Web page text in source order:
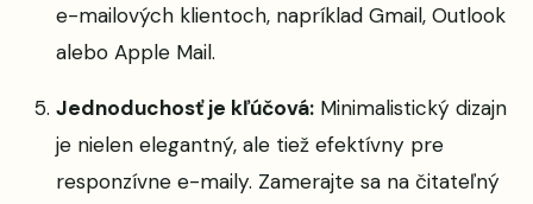
e-mailových klientoch, napríklad Gmail, Outlook
alebo Apple Mail.
Jednoduchosť je kľúčová: Minimalistický dizajn
je nielen elegantný, ale tiež efektívny pre
responzívne e-maily. Zamerajte sa na čitateľný